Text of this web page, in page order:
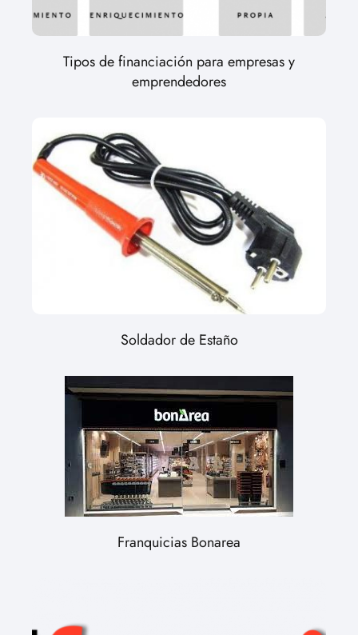
Tipos de financiación para empresas y
emprendedores
Soldador de Estaño
Franquicias Bonarea